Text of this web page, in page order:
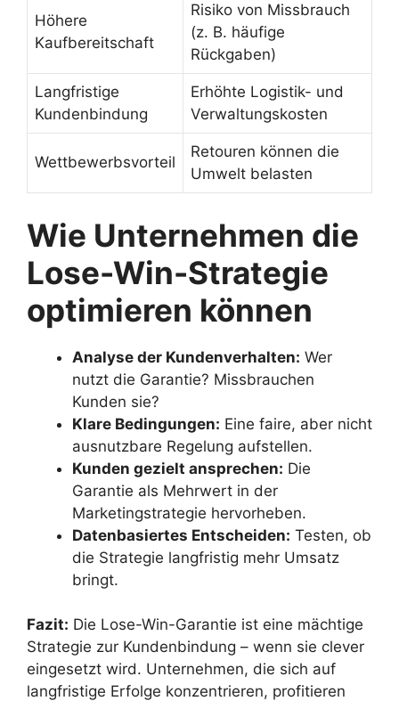
Höhere
Kaufbereitschaft
Risiko von Missbrauch
(z. B. häufige
Rückgaben)
Langfristige
Kundenbindung
Erhöhte Logistik- und
Verwaltungskosten
Wettbewerbsvorteil
Retouren können die
Umwelt belasten
Wie Unternehmen die
Lose-Win-Strategie
optimieren können
Analyse der Kundenverhalten: Wer
nutzt die Garantie? Missbrauchen
Kunden sie?
Klare Bedingungen: Eine faire, aber nicht
ausnutzbare Regelung aufstellen.
Kunden gezielt ansprechen: Die
Garantie als Mehrwert in der
Marketingstrategie hervorheben.
Datenbasiertes Entscheiden: Testen, ob
die Strategie langfristig mehr Umsatz
bringt.
Fazit: Die Lose-Win-Garantie ist eine mächtige
Strategie zur Kundenbindung – wenn sie clever
eingesetzt wird. Unternehmen, die sich auf
langfristige Erfolge konzentrieren, profitieren